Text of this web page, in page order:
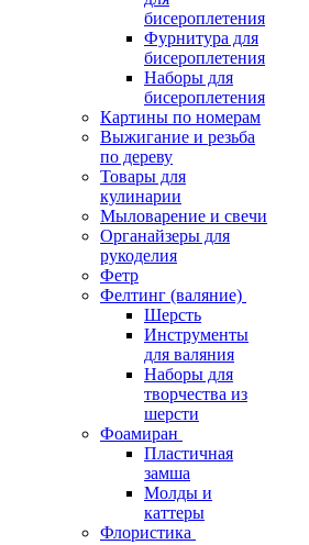
бисероплетения
Фурнитура для
бисероплетения
Наборы для
бисероплетения
Картины по номерам
Выжигание и резьба
по дереву
Товары для
кулинарии
Мыловарение и свечи
Органайзеры для
рукоделия
Фетр
Фелтинг (валяние)
Шерсть
Инструменты
для валяния
Наборы для
творчества из
шерсти
Фоамиран
Пластичная
замша
Молды и
каттеры
Флористика